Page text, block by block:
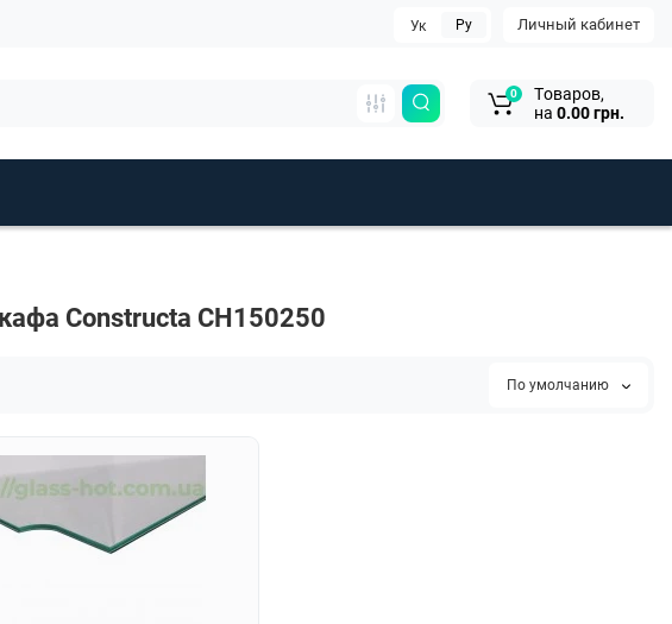
Личный кабинет
Ук Ру
0
Tоваров,
на 0.00 грн.
Constructa CH150250
По умолчанию